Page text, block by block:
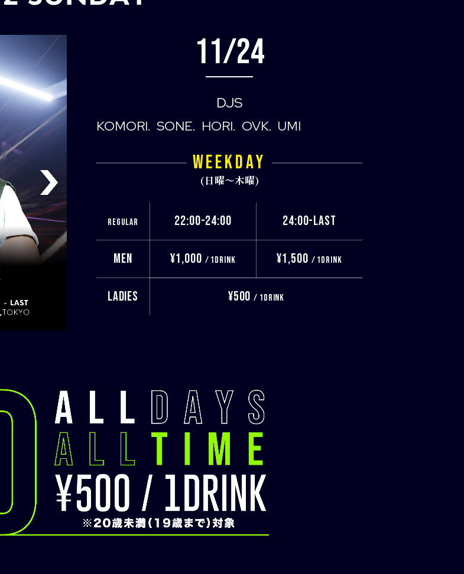
11/24
DJS
KOMORI SONE HORI OVK UMI
WEEKDAY
(日曜〜木曜)
REGULAR 22:00-24:00 24:00-LAST
MEN ¥1,000 / 1DRINK ¥1,500 / 1DRINK
LADIES ¥500/ 1DRINK